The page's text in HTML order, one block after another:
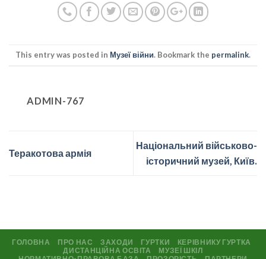
This entry was posted in Музеї війни. Bookmark the permalink.
ADMIN-767
Теракотова армія
Національний військово-
історичний музей, Київ.
ГОЛОВНА ПРО НАС ЗАХОДИ ГУРТКИ
КЕРІВНИКУ ГУРТКА
ДИСТАНЦІЙНА ОСВІТА
МУЗЕЇ ШКІЛ